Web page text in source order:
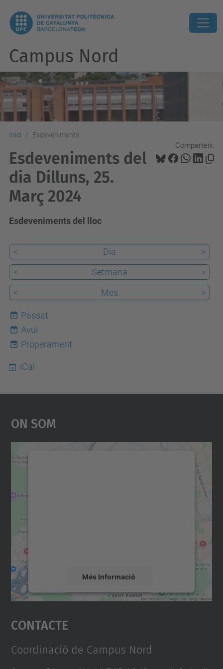
Campus Nord
Inici Esdeveniments
Comparteix:
Esdeveniments del
dia Dilluns, 25.
Març 2024
Esdeveniments del lloc
< Dia
>
<
Setmana
>
<
Mes >
Passat
7
Avui
Properament
iCal
On Som
Més Informació
Accepta
powered by
Contacte
Coordinació de Campus Nord